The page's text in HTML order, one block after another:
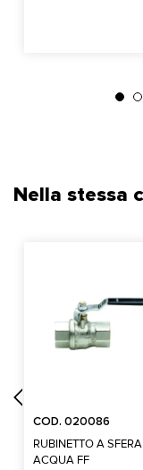
Nella stessa
COD. 020086
RUBINETTO A
ACQUA FF